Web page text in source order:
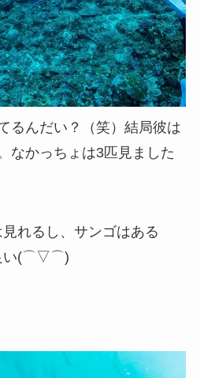
るんだい？（笑）結局彼は
なかっちょは3匹見ました
れるし、サンゴはある
い(⌒▽⌒)